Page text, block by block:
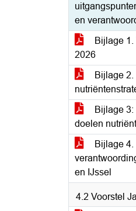
en
Bijlage 1.
2026
Bijlage
Bijlage
doelen
Bijlage
en IJssel
4.2 Voorstel